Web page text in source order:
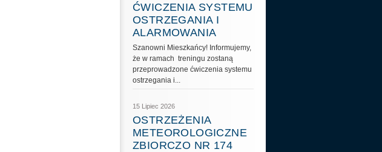
ĆWICZENIA SYSTEMU
OSTRZEGANIA I
ALARMOWANIA
Szanowni Mieszkańcy! Informujemy,
że w ramach treningu zostaną
przeprowadzone ćwiczenia systemu
ostrzegania i...
15 Lipiec 2026
OSTRZEŻENIA
METEOROLOGICZNE
ZBIORCZO NR 174